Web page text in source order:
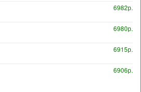
6982р.
6980р.
6915р.
6906р.